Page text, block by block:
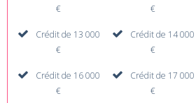
€
€
Crédit de 13 000
€
Crédit de 14 000
€
Crédit de 16 000
€
Crédit de 17 000
€